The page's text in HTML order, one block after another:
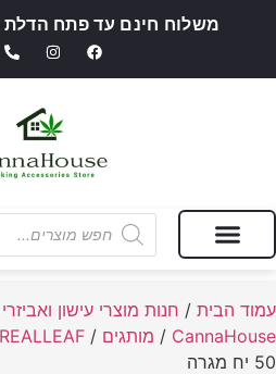
משלוח חינם עד פתח הדלת
עמוד הבית / חנות מוצרי עישון
CannaHouse
/ מותגים /
REALLEAF
50 יח מגרה